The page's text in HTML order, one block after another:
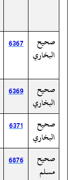
صحيح
البخاري
6367
صحيح
البخاري
6369
صحيح
البخاري
6371
صحيح
مسلم
6876